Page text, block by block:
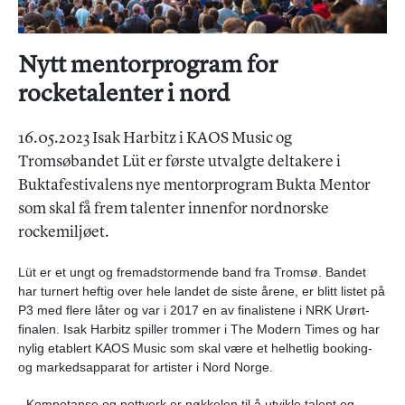
Nytt mentorprogram for
rocketalenter i nord
16.05.2023 Isak Harbitz i KAOS Music og
Tromsøbandet Lüt er første utvalgte deltakere i
Buktafestivalens nye mentorprogram Bukta Mentor
som skal få frem talenter innenfor nordnorske
rockemiljøet.
Lüt er et ungt og fremadstormende band fra Tromsø. Bandet
har turnert heftig over hele landet de siste årene, er blitt listet på
P3 med flere låter og var i 2017 en av finalistene i NRK Urørt-
finalen. Isak Harbitz spiller trommer i The Modern Times og har
nylig etablert KAOS Music som skal være et helhetlig booking-
og markedsapparat for artister i Nord Norge.